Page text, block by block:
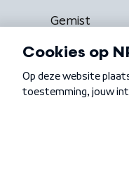
Gemist
Algemene